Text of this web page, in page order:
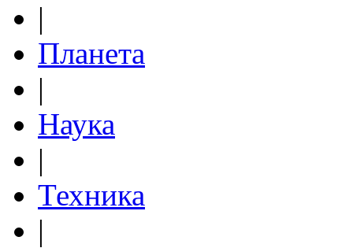
|
Планета
|
Наука
|
Техника
|